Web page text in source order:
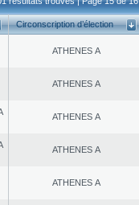
Circonscription d’élection
ATHENES Α
ATHENES Α
ATHENES Α
ATHENES Α
ATHENES Α